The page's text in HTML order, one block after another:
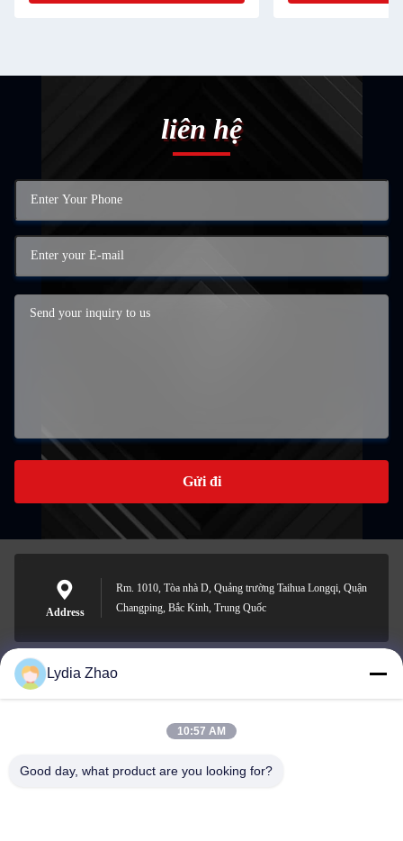
liên hệ
Gửi đi
Address
Rm. 1010, Tòa nhà D, Quảng trường Taihua Longqi, Quận
Changping, Bắc Kinh, Trung Quốc
jesingd@vip.sina.com
Lydia Zhao
10:57 AM
Good day, what product are you looking for?